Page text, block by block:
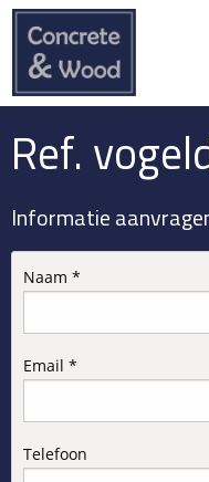
Ref.
Informatie
Naam *
Email *
Telefoon